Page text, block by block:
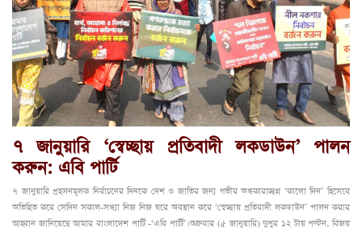
৭ জানুয়ারি ‘স্বেচ্ছায় প্রতিবাদী লকডাউন’ পালন
করুন: এবি পার্টি
৭ জানুয়ারি প্রহসনমূলক নির্বাচনের দিনকে দেশ ও জাতির জন্য গভীর অন্ধকারাচ্ছন্ন ‘কালো দিন’ হিসেবে
অভিহিত করে সেদিন সকাল-সন্ধ্যা নিজ নিজ ঘরে অবস্থান করে ‘স্বেচ্ছায় প্রতিবাদী লকডাউন’ পালন করার
আহ্বান জানিয়েছে আমার বাংলাদেশ পার্টি -‘এবি পার্টি’। শুক্রবার (৫ জানুয়ারি) দুপুর ১২ টায় পল্টন, বিজয়